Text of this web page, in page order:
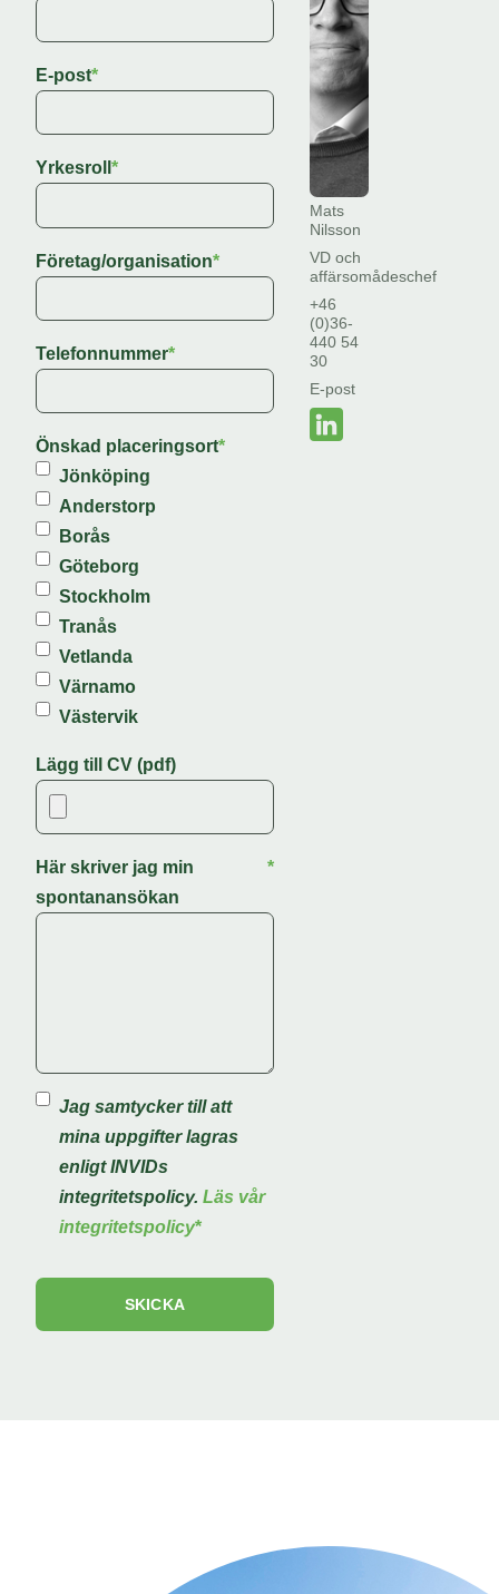
E-post*
Yrkesroll *
Företag/organisation*
Telefonnummer*
Önskad placeringsort*
Jönköping
Anderstorp
Borås
Göteborg
Stockholm
Tranås
Vetlanda
Värnamo
Västervik
Lägg till CV (pdf)
Här skriver jag min
spontanansökan
*
Jag samtycker till att
mina uppgifter lagras
enligt INVIDs
integritetspolicy. Läs vår
integritetspolicy*
Mats
Nilsson
VD och
affärsomådeschef
+46
(0)36-
440 54
30
E-post